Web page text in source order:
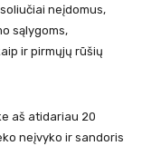
neįdomus,
sąlygoms,
ir pirmųjų rūšių
aš atidariau 20
neįvyko ir sandoris